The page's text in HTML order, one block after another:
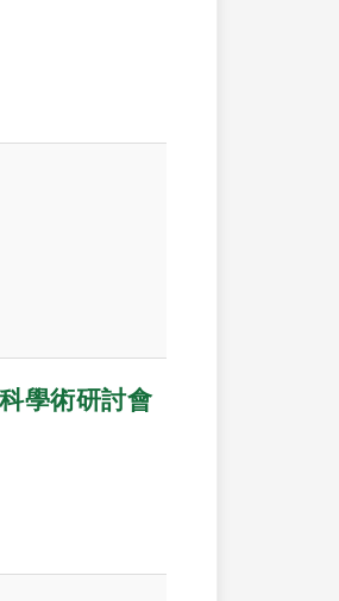
學術研討會